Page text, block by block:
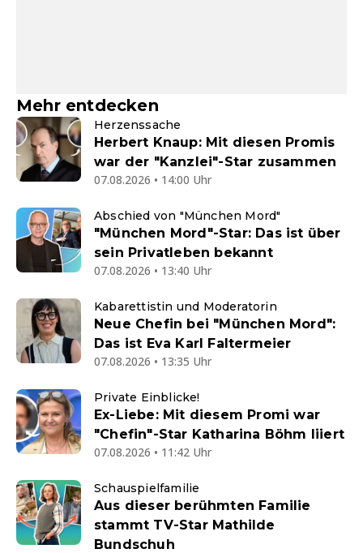
Mehr entdecken
Herzenssache
Herbert Knaup: Mit diesen Promis
war der "Kanzlei"-Star zusammen
07.08.2026 • 14:00 Uhr
Abschied von "München Mord"
"München Mord"-Star: Das ist über
sein Privatleben bekannt
07.08.2026 • 13:40 Uhr
Kabarettistin und Moderatorin
Neue Chefin bei "München Mord":
Das ist Eva Karl Faltermeier
07.08.2026 • 13:35 Uhr
Private Einblicke!
Ex-Liebe: Mit diesem Promi war
"Chefin"-Star Katharina Böhm liiert
07.08.2026 • 11:42 Uhr
Schauspielfamilie
Aus dieser berühmten Familie
stammt TV-Star Mathilde
Bundschuh